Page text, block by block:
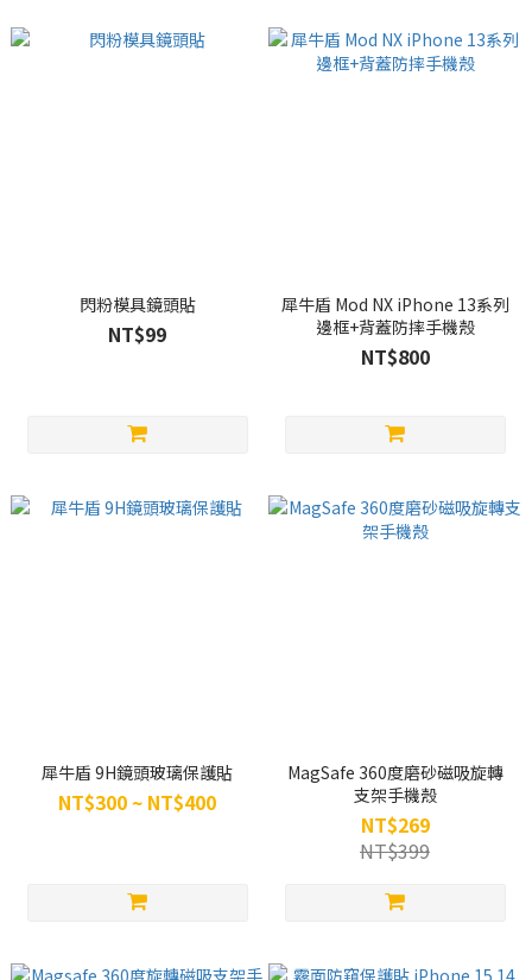
閃粉模具鏡頭貼
NT$99
犀牛盾 Mod NX iPhone 13系列
邊框+背蓋防摔手機殼
NT$800
犀牛盾 9H鏡頭玻璃保護貼
NT$300 ~ NT$400
MagSafe 360度磨砂磁吸旋轉
支架手機殼
NT$269
NT$399